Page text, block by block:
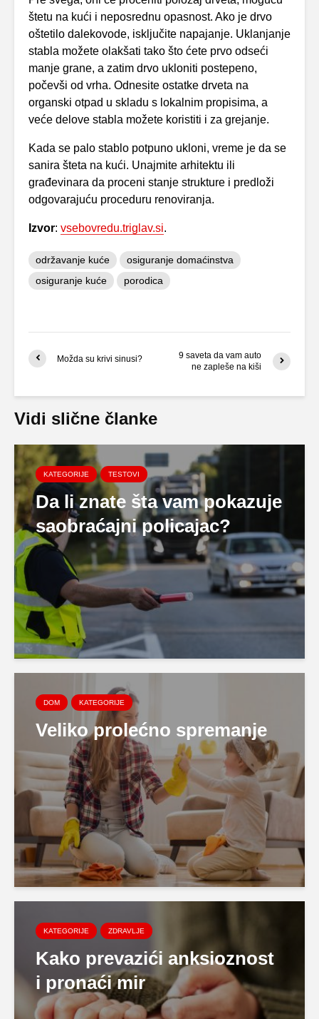
štetu na kući i neposrednu opasnost. Ako je drvo
oštetilo dalekovode, isključite napajanje. Uklanjanje
stabla možete olakšati tako što ćete prvo odseći
manje grane, a zatim drvo ukloniti postepeno,
počevši od vrha. Odnesite ostatke drveta na
organski otpad u skladu s lokalnim propisima, a
veće delove stabla možete koristiti i za grejanje.
Kada se palo stablo potpuno ukloni, vreme je da se
sanira šteta na kući. Unajmite arhitektu ili
građevinara da proceni stanje strukture i predloži
odgovarajuću proceduru renoviranja.
Izvor: vsebovredu.triglav.si.
održavanje kuće
osiguranje domaćinstva
osiguranje kuće
porodica
Možda su krivi sinusi?
9 saveta da vam auto
ne zapleše na kiši
Vidi slične članke
KATEGORIJE TESTOVI
Da li znate šta vam pokazuje
saobraćajni policajac?
DOM KATEGORIJE
Veliko prolećno spremanje
KATEGORIJE ZDRAVLJE
Kako prevazići anksioznost
i pronaći mir